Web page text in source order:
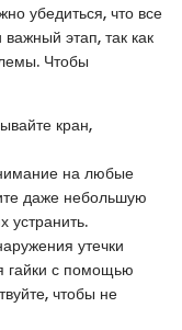
убедиться, что все
этап, так как
Чтобы
кран,
на любые
даже небольшую
устранить.
утечки
гайки с помощью
чтобы не